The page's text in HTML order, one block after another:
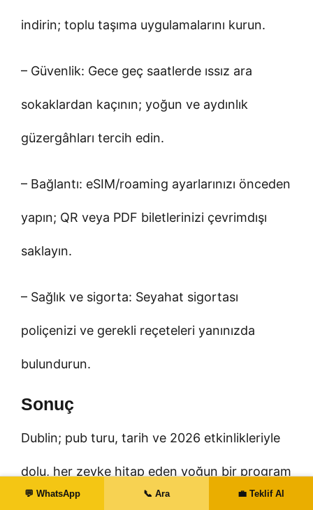
indirin; toplu taşıma uygulamalarını kurun.
– Güvenlik: Gece geç saatlerde ıssız ara
sokaklardan kaçının; yoğun ve aydınlık
güzergâhları tercih edin.
– Bağlantı: eSIM/roaming ayarlarınızı önceden
yapın; QR veya PDF biletlerinizi çevrimdışı
saklayın.
– Sağlık ve sigorta: Seyahat sigortası
poliçenizi ve gerekli reçeteleri yanınızda
bulundurun.
Sonuç
Dublin; pub turu, tarih ve 2026 etkinlikleriyle
dolu, her zevke hitap eden yoğun bir program
💬 WhatsApp 📞 Ara 💼 Teklif Al